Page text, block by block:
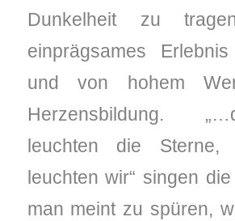
Dunkelheit zu
einprägsames
und von hohem
Herzensbildung.
leuchten die Sterne,
leuchten wir“ singen
man meint zu spüren,